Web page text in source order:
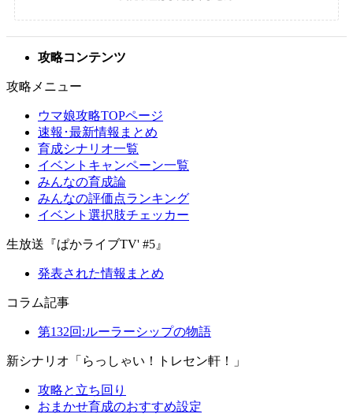
攻略コンテンツ
攻略メニュー
ウマ娘攻略TOPページ
速報･最新情報まとめ
育成シナリオ一覧
イベントキャンペーン一覧
みんなの育成論
みんなの評価点ランキング
イベント選択肢チェッカー
生放送『ぱかライブTV' #5』
発表された情報まとめ
コラム記事
第132回:ルーラーシップの物語
新シナリオ「らっしゃい！トレセン軒！」
攻略と立ち回り
おまかせ育成のおすすめ設定